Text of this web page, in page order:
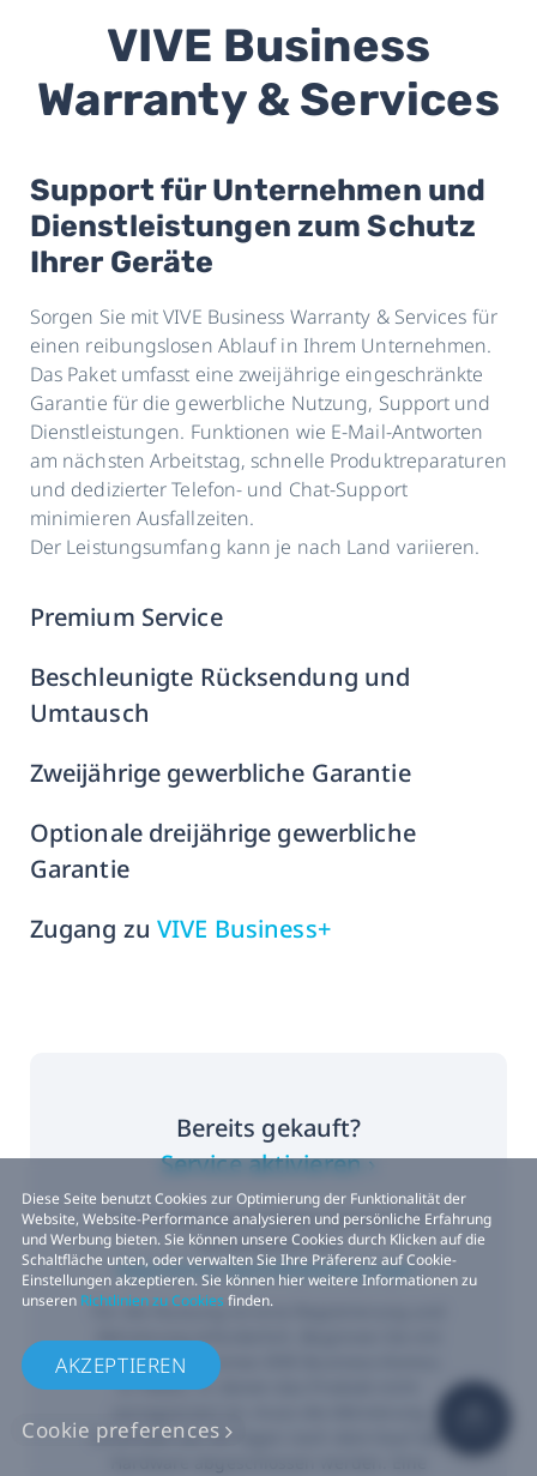
VIVE Business
Warranty & Services
Support für Unternehmen und
Dienstleistungen zum Schutz
Ihrer Geräte
Sorgen Sie mit VIVE Business Warranty & Services für
einen reibungslosen Ablauf in Ihrem Unternehmen.
Das Paket umfasst eine zweijährige eingeschränkte
Garantie für die gewerbliche Nutzung, Support und
Dienstleistungen. Funktionen wie E-Mail-Antworten
am nächsten Arbeitstag, schnelle Produktreparaturen
und dedizierter Telefon- und Chat-Support
minimieren Ausfallzeiten.
Der Leistungsumfang kann je nach Land variieren.
Premium Service
Beschleunigte Rücksendung und
Umtausch
Zweijährige gewerbliche Garantie
Optionale dreijährige gewerbliche
Garantie
Zugang zuVIVE Business+
Bereits gekauft?
Service aktivieren ›
Nur für den gewerblichen Gebrauch.**
Vorbehaltlich der
Allgemeinen Geschäftsbedingungen.
Für die Nutzung ist eine Registrierung und
Aktivierung erforderlich. Beginnen Sie mit
der Erstellung eines VIVE Business-Kontos.
In Fällen, in denen das Produkt nicht
innerhalb von 90 Tagen nach dem Kauf der
Diese Seite benutzt Cookies zur Optimierung der Funktionalität der
Website, Website-Performance analysieren und persönliche Erfahrung
und Werbung bieten. Sie können unsere Cookies durch Klicken auf die
Schaltfläche unten, oder verwalten Sie Ihre Präferenz auf Cookie-
Einstellungen akzeptieren. Sie können hier weitere Informationen zu
unseren Richtlinien zu Cookies finden.
AKZEPTIEREN
Cookie preferences